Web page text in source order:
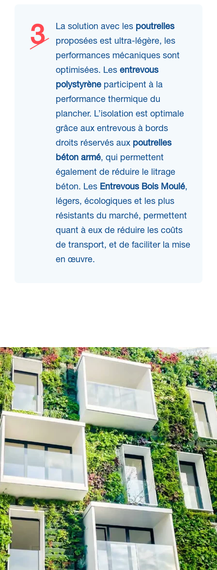
La solution avec les poutrelles
proposées est ultra-légère, les
performances mécaniques sont
optimisées. Les entrevous
polystyrène participent à la
performance thermique du
plancher. L’isolation est optimale
grâce aux entrevous à bords
droits réservés aux poutrelles
béton armé, qui permettent
également de réduire le litrage
béton. Les Entrevous Bois Moulé,
légers, écologiques et les plus
résistants du marché, permettent
quant à eux de réduire les coûts
de transport, et de faciliter la mise
en œuvre.